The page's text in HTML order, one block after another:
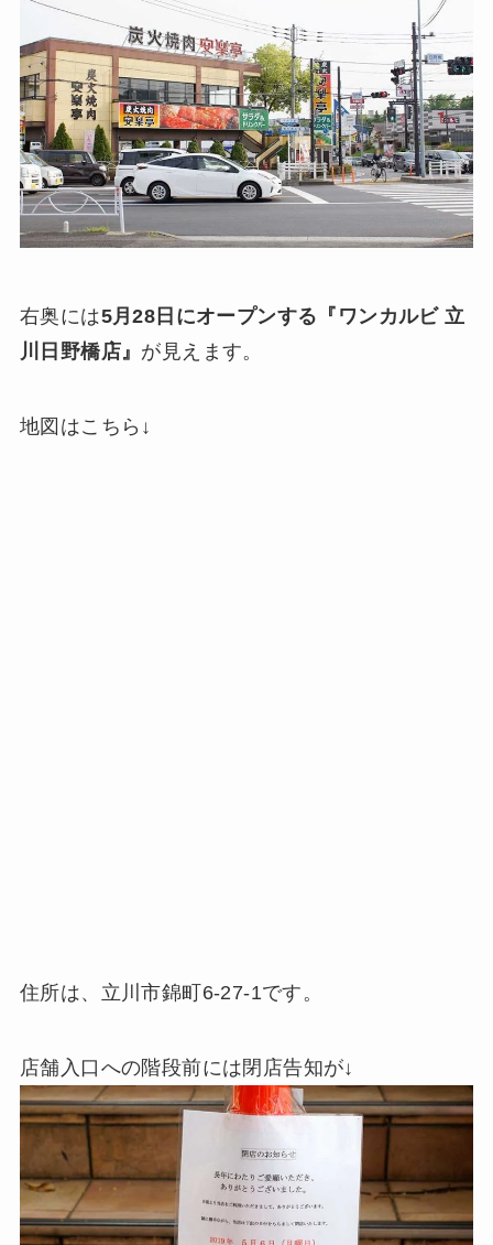
右奥には5月28日にオープンする『ワンカルビ 立
川日野橋店』 が見えます。
地図はこちら↓
住所は、立川市錦町6-27-1です。
店舗入口への階段前には閉店告知が↓